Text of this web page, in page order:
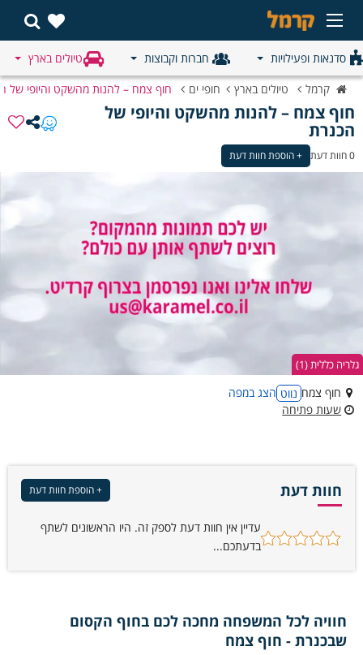
סדנאות ופעילויות חברות וקבוצות
טיולים בארץ
קרמל
טיולים בארץ חופי ים חוף צמח – להנות מהשקט והיופי של
הכנרת
0 חוות דעת + הוספת חוות דעת
גלריה כללית (1)
חוף צמח נווט הצג במפה
שעות פתיחה
חוות דעת + הוספת חוות דעת
עדיין אין חוות דעת לספק זה. היו הראשונים לשתף
בדעתכם...
חוויה לכל המשפחה מחכה לכם בחוף הקסום
שבכנרת - חוף צמח